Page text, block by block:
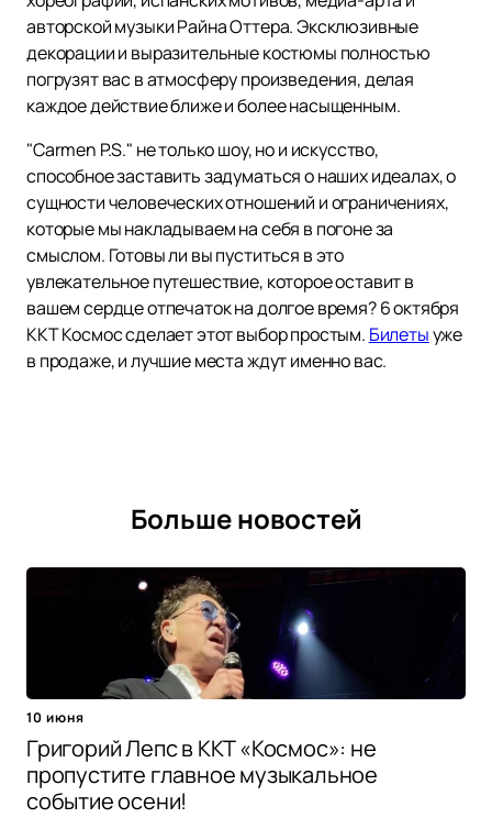
авторской музыки Райна Оттера. Эксклюзивные
декорации и выразительные костюмы полностью
погрузят вас в атмосферу произведения, делая
каждое действие ближе и более насыщенным.
"Сarmen P.S." не только шоу, но и искусство,
способное заставить задуматься о наших идеалах, о
сущности человеческих отношений и ограничениях,
которые мы накладываем на себя в погоне за
смыслом. Готовы ли вы пуститься в это
увлекательное путешествие, которое оставит в
вашем сердце отпечаток на долгое время? 6 октября
ККТ Космос сделает этот выбор простым. Билетыуже
в продаже, и лучшие места ждут именно вас.
Больше новостей
10 июня
Григорий Лепс в ККТ «Космос»: не
пропустите главное музыкальное
событие осени!